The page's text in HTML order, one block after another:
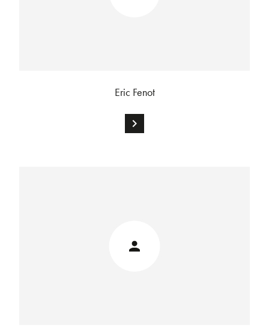
Eric Fenot
chevron_right